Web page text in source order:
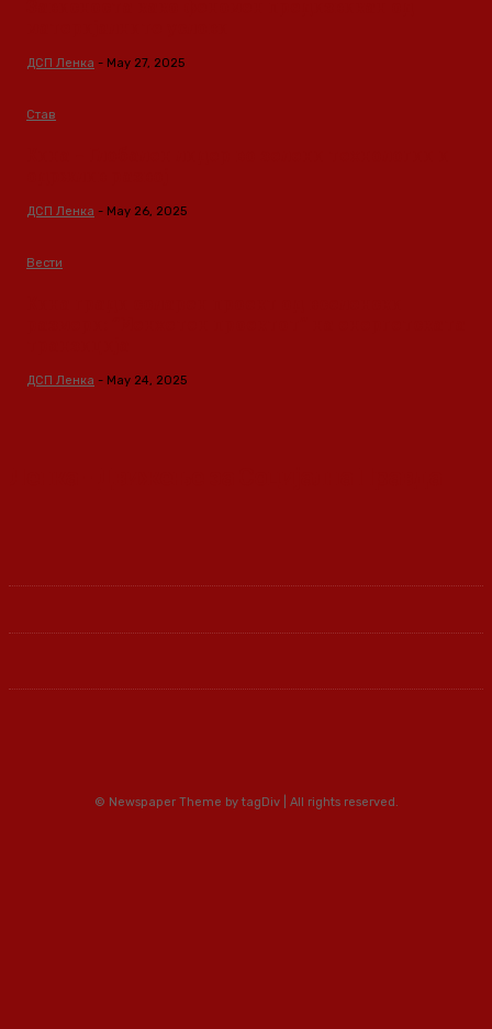
ДСП Ленка - May 27, 2025
Став
ДСП Ленка - May 26, 2025
Вести
ДСП Ленка - May 24, 2025
© Newspaper Theme by tagDiv | All rights reserved.